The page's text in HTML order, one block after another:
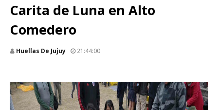
Carita de Luna en Alto
Comedero
Huellas De Jujuy 21:44:00